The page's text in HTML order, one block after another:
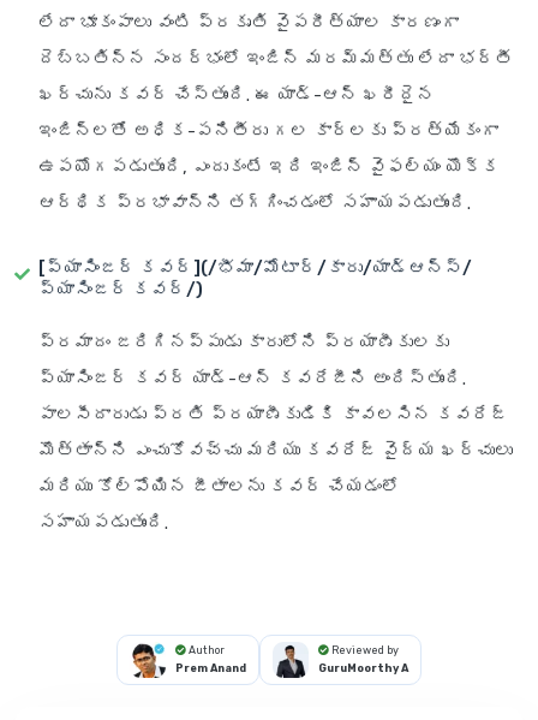
లేదా భూకంపాలు వంటి ప్రకృతి వైపరీత్యాల కారణంగా
దెబ్బతిన్న సందర్భంలో ఇంజిన్ మరమ్మత్తు లేదా భర్తీ
ఖర్చును కవర్ చేస్తుంది. ఈ యాడ్-ఆన్ ఖరీదైన
ఇంజిన్లతో అధిక-పనితీరు గల కార్లకు ప్రత్యేకంగా
ఉపయోగపడుతుంది, ఎందుకంటే ఇది ఇంజిన్ వైఫల్యం యొక్క
ఆర్థిక ప్రభావాన్ని తగ్గించడంలో సహాయపడుతుంది.
[ప్యాసింజర్ కవర్](/భీమా/మోటార్/కారు/యాడ్ఆన్స్/
ప్యాసింజర్ కవర్/)
ప్రమాదం జరిగినప్పుడు కారులోని ప్రయాణీకులకు
ప్యాసింజర్ కవర్ యాడ్-ఆన్ కవరేజీని అందిస్తుంది.
పాలసీదారుడు ప్రతి ప్రయాణీకుడికి కావలసిన కవరేజ్
మొత్తాన్ని ఎంచుకోవచ్చు మరియు కవరేజ్ వైద్య ఖర్చులు
మరియు కోల్పోయిన జీతాలను కవర్ చేయడంలో
సహాయపడుతుంది.
Author
Prem Anand
Reviewed by
GuruMoorthy A